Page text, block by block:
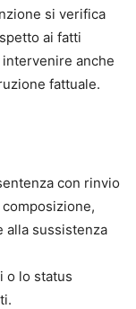
si verifica
ai fatti
anche
fattuale.
con rinvio
alla sussistenza
o lo status